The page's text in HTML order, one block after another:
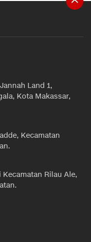
Land 1,
Kota Makassar,
Kecamatan
Rilau Ale,